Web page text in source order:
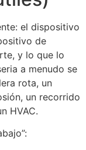
el dispositivo
de
y lo que lo
a menudo se
rota, un
un recorrido
HVAC.